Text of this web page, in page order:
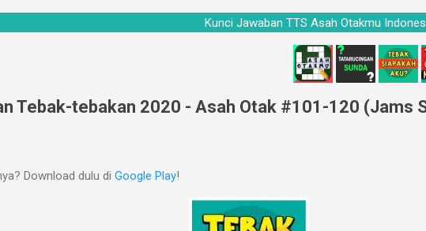
Kunci Jawaban TTS Asah Otakmu
Tebak-tebakan 2020 - Asah Otak #101-120 (Jams
Download dulu di Google Play!